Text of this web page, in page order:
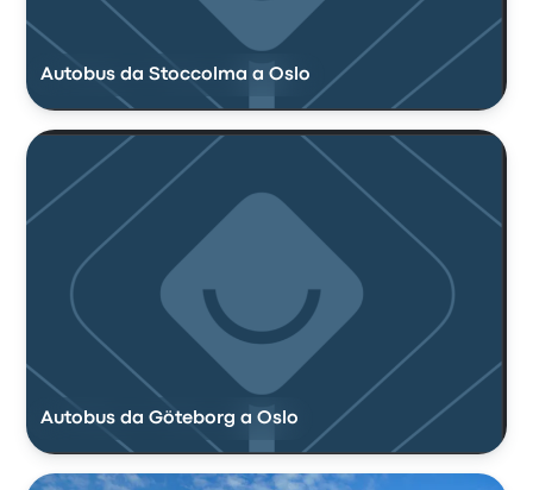
Autobus da Stoccolma a Oslo
Autobus da Göteborg a Oslo